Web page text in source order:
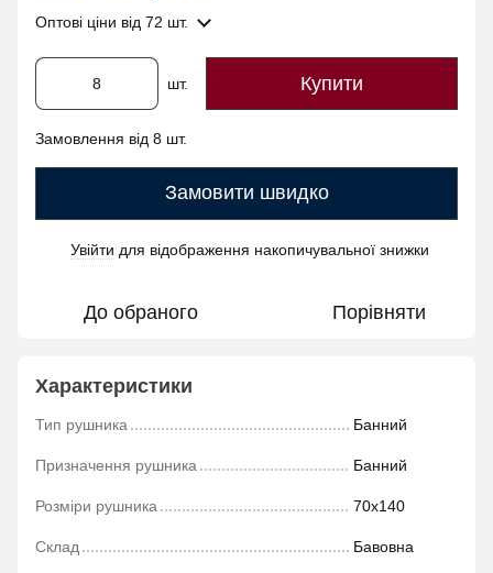
Оптові ціни від 72 шт.
шт. Купити
Замовлення від 8 шт.
Замовити швидко
Увійти для відображення накопичувальної знижки
До обраного Порівняти
Характеристики
Тип рушника Банний
Призначення рушника Банний
Розміри рушника 70х140
Склад Бавовна